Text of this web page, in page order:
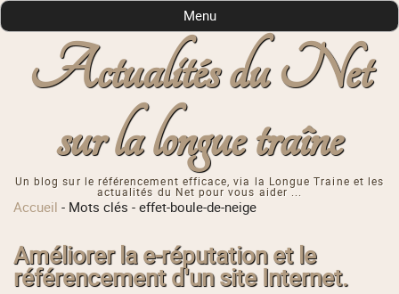
Actualités du Net
sur la longue traîne
Un blog sur le référencement efficace, via la Longue Traine et les
actualités du Net pour vous aider ...
Menu
Accueil - Mots clés -effet-boule-de-neige
Améliorer la e-réputation et le
référencement d'un site Internet.